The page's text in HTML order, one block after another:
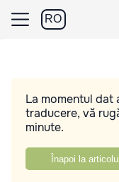
RO
La momentul
traducere, vă
minute.
Înapoi la